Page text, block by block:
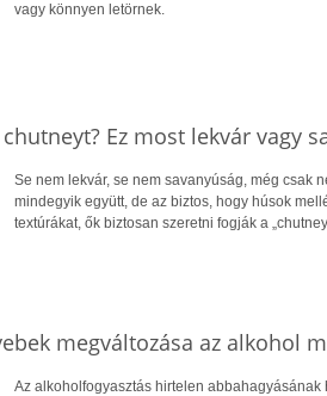
vagy könnyen letörnek.
Ez most lekvár vagy
Se nem lekvár, se nem savanyúság, még csak
mindegyik együtt, de az biztos, hogy húsok
textúrákat, ők biztosan szeretni fogják a
megváltozása az alkohol
Az alkoholfogyasztás hirtelen